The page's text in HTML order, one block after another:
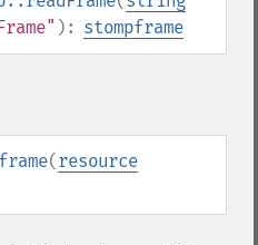
): stompframe
(resource